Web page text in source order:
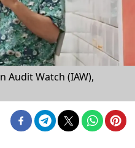
Audit Watch (IAW),